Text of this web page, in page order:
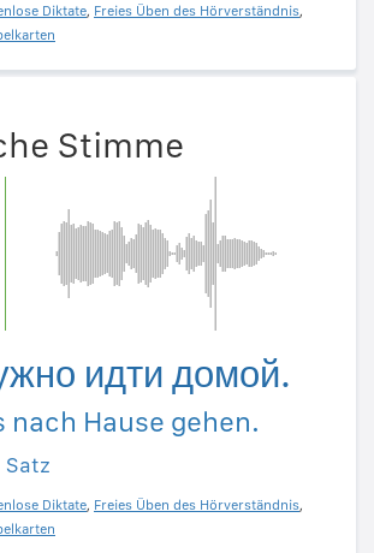
Diktate, Freies Üben des Hörverständnis,
Stimme
идти домой.
nach Hause gehen.
Satz
Diktate, Freies Üben des Hörverständnis,